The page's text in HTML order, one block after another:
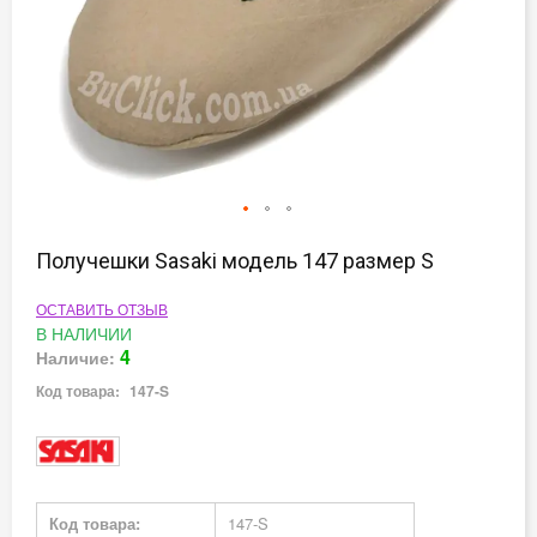
началу
изображений
Получешки Sasaki модель 147 размер S
ОСТАВИТЬ ОТЗЫВ
В НАЛИЧИИ
Наличие: 4
Код товара: 147-S
Подробная
информация
Код товара: 147-S